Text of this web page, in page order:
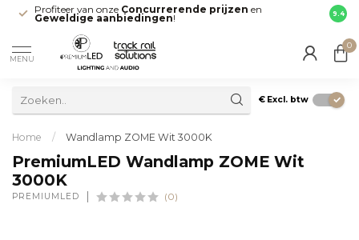
Profiteer van onze Concurrerende prijzen en
Geweldige aanbiedingen! direct
9.4
MENU
0
€ Excl. btw
Home / Wandlamp ZOME Wit 3000K
PremiumLED Wandlamp ZOME Wit
3000K
PREMIUMLED (0)